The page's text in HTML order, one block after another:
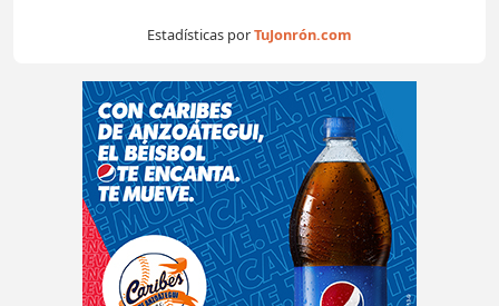
Estadísticas porTuJonrón.com